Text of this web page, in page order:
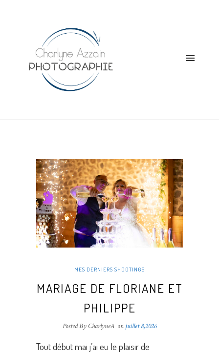
MES DERNIERS SHOOTINGS
MARIAGE DE FLORIANE ET
PHILIPPE
Posted By CharlyneA on juillet 8,2026
Tout début mai j’ai eu le plaisir de